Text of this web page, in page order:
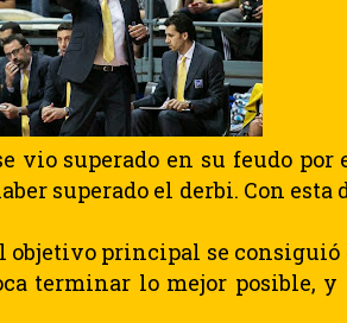
vio superado en su feudo
superado el derbi. Con
principal se consiguió
terminar lo mejor posible,